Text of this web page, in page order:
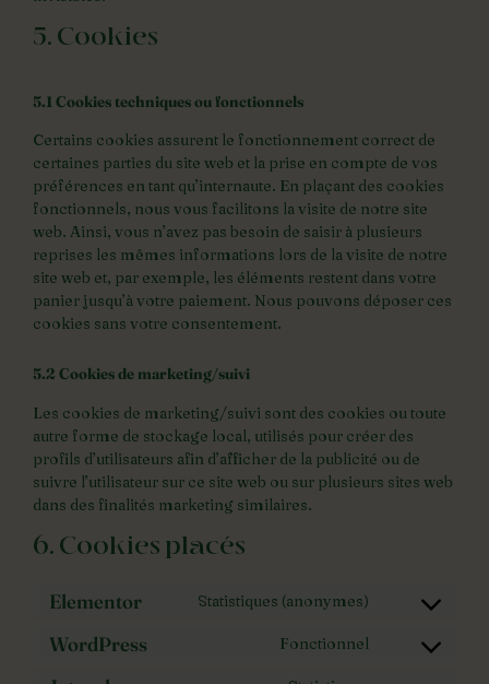
5. Cookies
5.1 Cookies techniques ou fonctionnels
Certains cookies assurent le fonctionnement correct de
certaines parties du site web et la prise en compte de vos
préférences en tant qu’internaute. En plaçant des cookies
fonctionnels, nous vous facilitons la visite de notre site
web. Ainsi, vous n’avez pas besoin de saisir à plusieurs
reprises les mêmes informations lors de la visite de notre
site web et, par exemple, les éléments restent dans votre
panier jusqu’à votre paiement. Nous pouvons déposer ces
cookies sans votre consentement.
5.2 Cookies de marketing/suivi
Les cookies de marketing/suivi sont des cookies ou toute
autre forme de stockage local, utilisés pour créer des
profils d’utilisateurs afin d’afficher de la publicité ou de
suivre l’utilisateur sur ce site web ou sur plusieurs sites web
dans des finalités marketing similaires.
6. Cookies placés
Elementor Statistiques (anonymes)
WordPress Fonctionnel